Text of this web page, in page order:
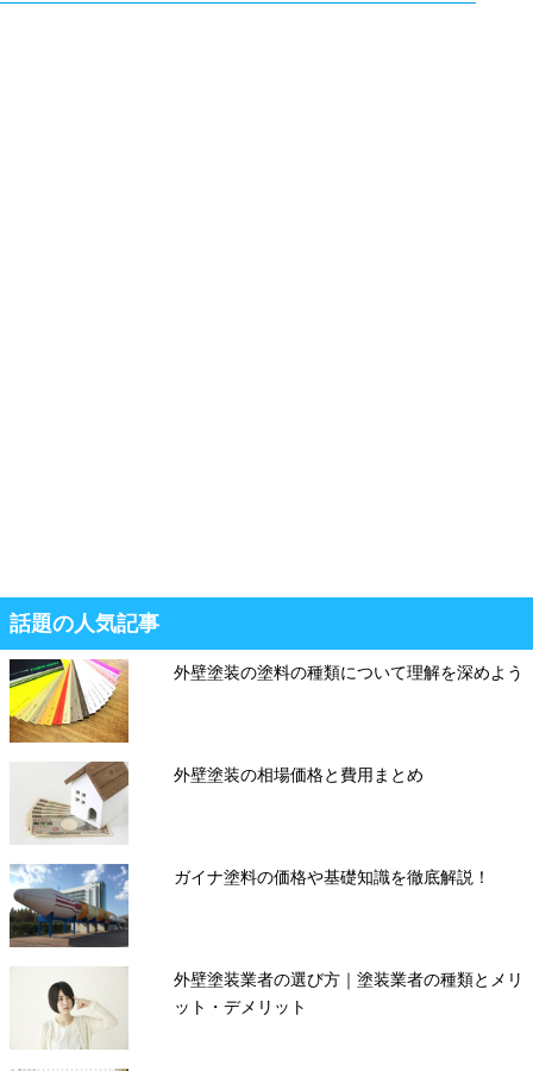
話題の人気記事
外壁塗装の塗料の種類について理解を深めよう
外壁塗装の相場価格と費用まとめ
ガイナ塗料の価格や基礎知識を徹底解説！
外壁塗装業者の選び方｜塗装業者の種類とメリ
ット・デメリット